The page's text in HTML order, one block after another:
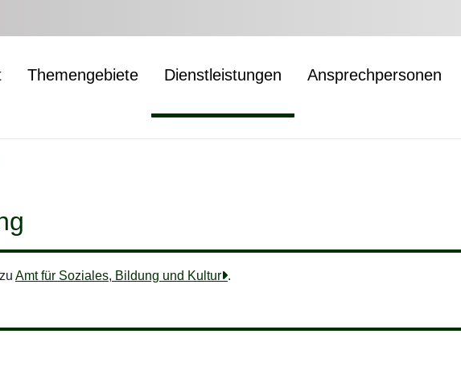
Themengebiete Dienstleistungen Ansprechpersonen
Amt für Soziales, Bildung und Kultur .